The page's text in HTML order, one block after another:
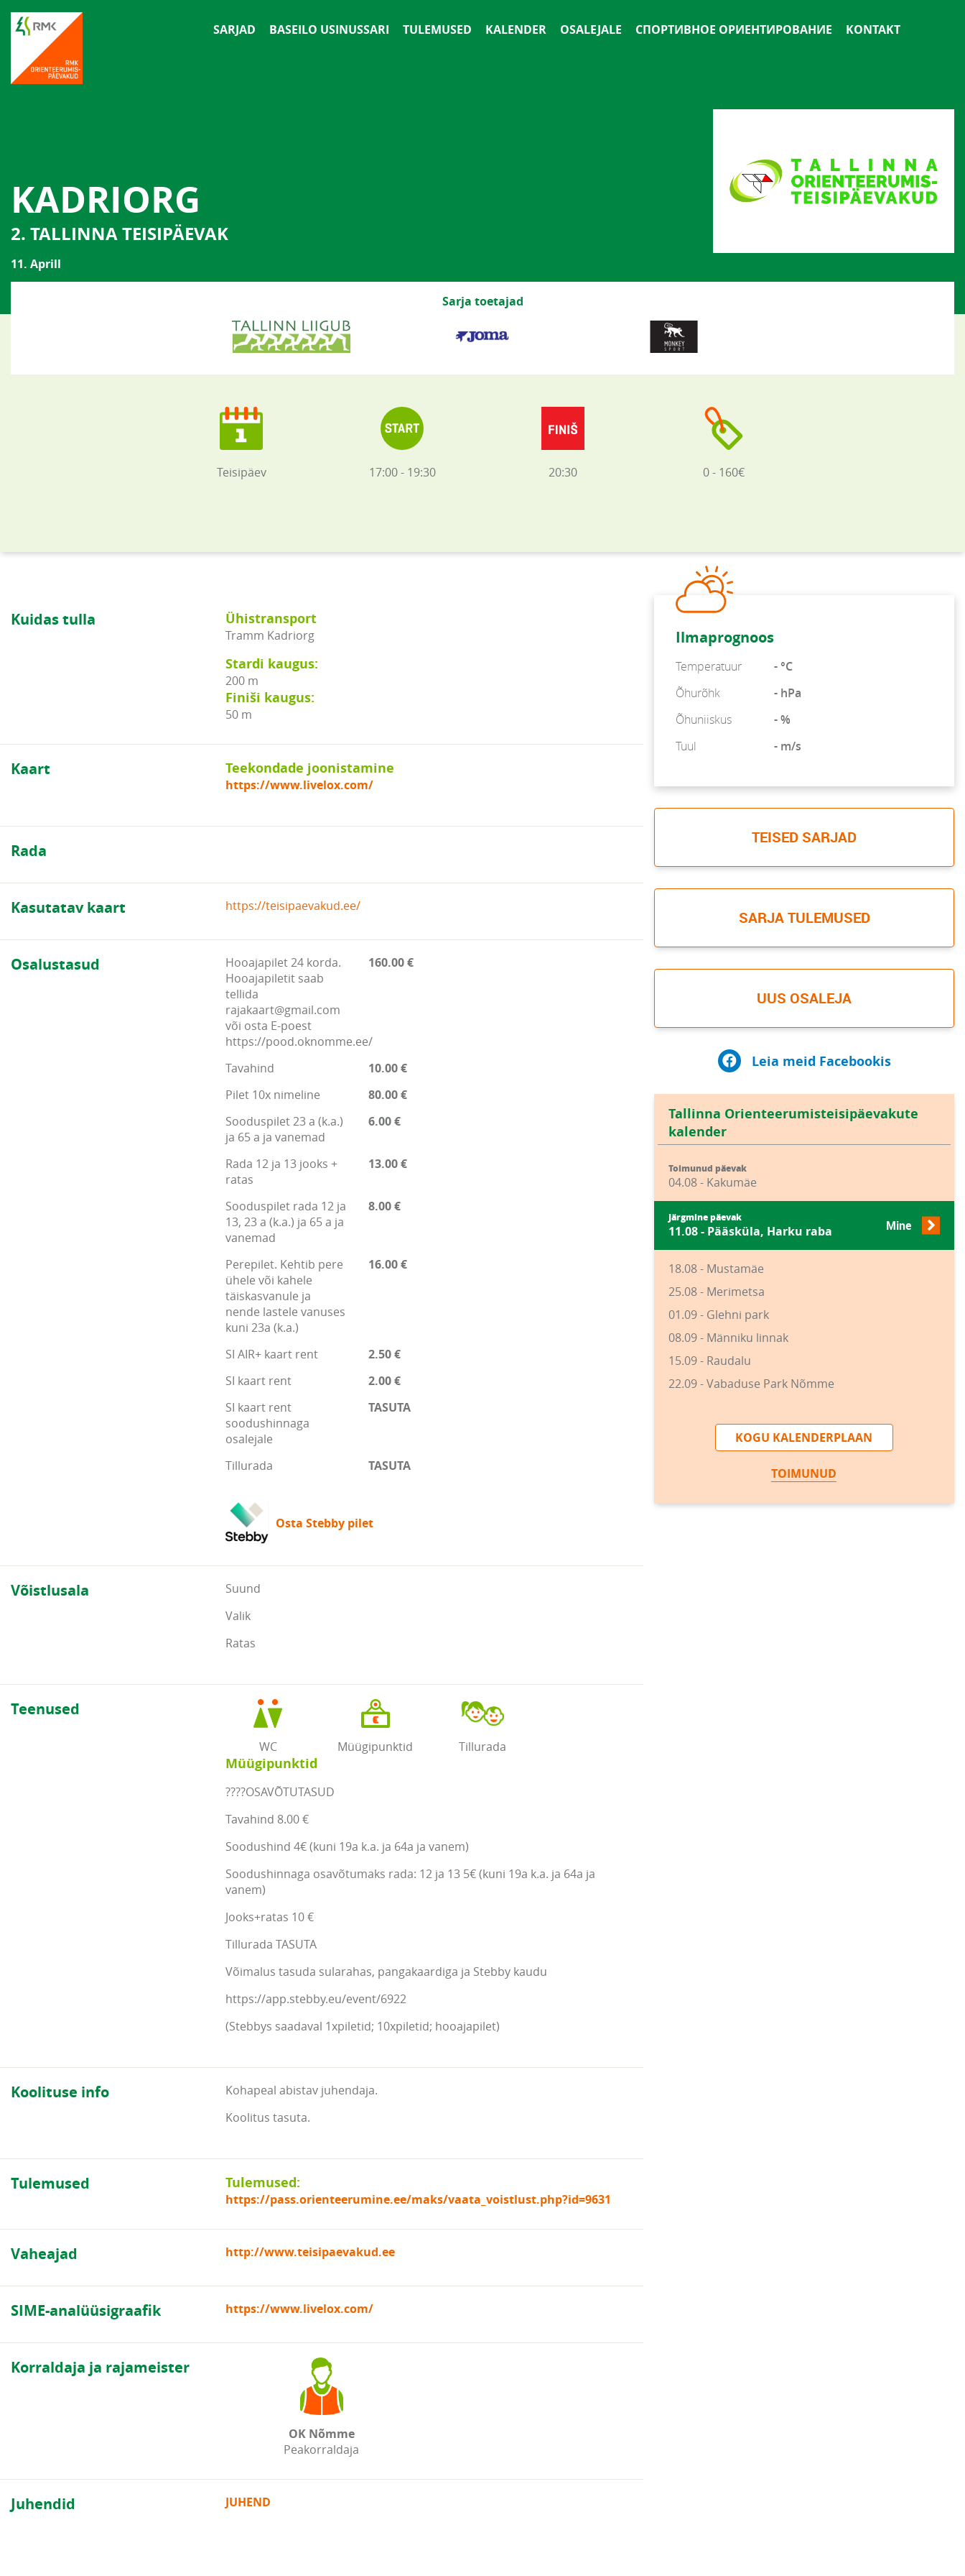
SARJAD BASEILO USINUSSARI TULEMUSED KALENDER OSALEJALE СПОРТИВНОЕ ОРИЕНТИРОВАНИЕ KONTAKT
KADRIORG
2. TALLINNA TEISIPÄEVAK
11. Aprill
Sarja toetajad
Teisipäev 17:00 - 19:30 20:30 0 - 160€
Kuidas tulla Ühistransport
Tramm Kadriorg
Stardi kaugus:
200 m
Finiši kaugus:
50 m
Kaart Teekondade joonistamine
https://www.livelox.com/
Rada
Kasutatav kaart https://teisipaevakud.ee/
Osalustasud
Hooajapilet 24 korda.
Hooajapiletit saab
tellida
rajakaart@gmail.com
või osta E-poest
https://pood.oknomme.ee/
160.00 €
Tavahind
10.00 €
Pilet 10x nimeline
80.00 €
Sooduspilet 23 a (k.a.)
ja 65 a ja vanemad
6.00 €
Rada 12 ja 13 jooks +
ratas
13.00 €
Sooduspilet rada 12 ja
13, 23 a (k.a.) ja 65 a ja
vanemad
8.00 €
Perepilet. Kehtib pere
ühele või kahele
täiskasvanule ja
nende lastele vanuses
kuni 23a (k.a.)
16.00 €
SI AIR+ kaart rent
2.50 €
SI kaart rent
2.00 €
SI kaart rent
soodushinnaga
osalejale
TASUTA
Tillurada TASUTA
Osta Stebby pilet
Võistlusala
Suund
Valik
Ratas
Teenused
WC Müügipunktid Tillurada
Müügipunktid
????OSAVÕTUTASUD
Tavahind 8.00 €
Soodushind 4€ (kuni 19a k.a. ja 64a ja vanem)
Soodushinnaga osavõtumaks rada: 12 ja 13 5€ (kuni 19a k.a. ja 64a ja
vanem)
Jooks+ratas 10 €
Tillurada TASUTA
Võimalus tasuda sularahas, pangakaardiga ja Stebby kaudu
https://app.stebby.eu/event/6922
(Stebbys saadaval 1xpiletid; 10xpiletid; hooajapilet)
Koolituse info
Kohapeal abistav juhendaja.
Koolitus tasuta.
Tulemused Tulemused:
https://pass.orienteerumine.ee/maks/vaata_voistlust.php?id=9631
Vaheajad http://www.teisipaevakud.ee
SIME-analüüsigraafik https://www.livelox.com/
Korraldaja ja rajameister
OK Nõmme
Peakorraldaja
Juhendid JUHEND
Ilmaprognoos
Temperatuur
- °C
Õhurõhk
- hPa
Õhuniiskus
- %
Tuul
- m/s
TEISED SARJAD
SARJA TULEMUSED
UUS OSALEJA
Leia meid Facebookis
Tallinna Orienteerumisteisipäevakute
kalender
Toimunud päevak
04.08 - Kakumäe
Järgmine päevak
11.08 - Pääsküla, Harku raba Mine
18.08 - Mustamäe
25.08 - Merimetsa
01.09 - Glehni park
08.09 - Männiku linnak
15.09 - Raudalu
22.09 - Vabaduse Park Nõmme
KOGU KALENDERPLAAN
TOIMUNUD